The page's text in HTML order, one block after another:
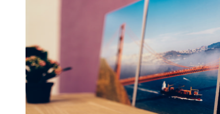
15х20
20х20
20х30
30х30
30х40
А4
Фото
рамке
10х10
10×15
13×18
15×15